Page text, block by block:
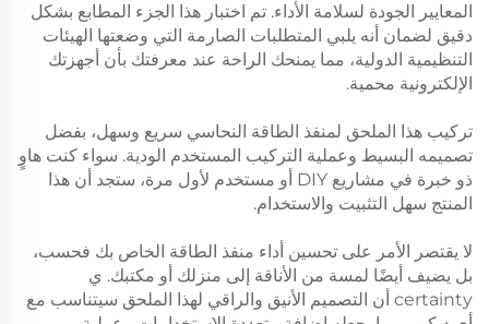
المعايير الجودة لسلامة الأداء. تم اختبار هذا الجزء المطابع بشكل
دقيق لضمان أنه يلبي المتطلبات الصارمة التي وضعتها الهيئات
التنظيمية الدولية، مما يمنحك الراحة عند معرفتك بأن أجهزتك
الإلكترونية محمية.
تركيب هذا الملحق لمنفذ الطاقة النحاسي سريع وسهل، بفضل
تصميمه البسيط وعملية التركيب المستخدم الودية. سواء كنت هاوٍ
ذو خبرة في مشاريع DIY أو مستخدم لأول مرة، ستجد أن هذا
المنتج سهل التثبيت والاستخدام.
لا يقتصر الأمر على تحسين أداء منفذ الطاقة الخاص بك فحسب،
بل يضيف أيضًا لمسة من الأناقة إلى منزلك أو مكتبك. ي
certainty أن التصميم الأنيق والراقي لهذا الملحق سيتناسب مع